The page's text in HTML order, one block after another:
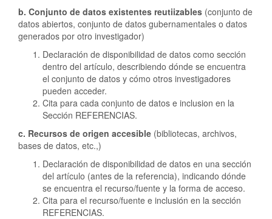
b. Conjunto de datos existentes reutiizables (conjunto de
datos abiertos, conjunto de datos gubernamentales o datos
generados por otro investigador)
Declaración de disponibilidad de datos como sección
dentro del artículo, describiendo dónde se encuentra
el conjunto de datos y cómo otros investigadores
pueden acceder.
Cita para cada conjunto de datos e inclusion en la
Sección REFERENCIAS.
c. Recursos de origen accesible (bibliotecas, archivos,
bases de datos, etc.,)
Declaración de disponibilidad de datos en una sección
del artículo (antes de la referencia), indicando dónde
se encuentra el recurso/fuente y la forma de acceso.
Cita para el recurso/fuente e inclusión en la sección
REFERENCIAS.